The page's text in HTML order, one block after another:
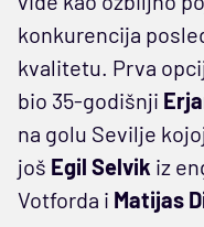
konkurencija
kvalitetu. Prva
bio 35-godišnji
na golu Sevilje
još Egil Selvik iz
Votforda i Matijas